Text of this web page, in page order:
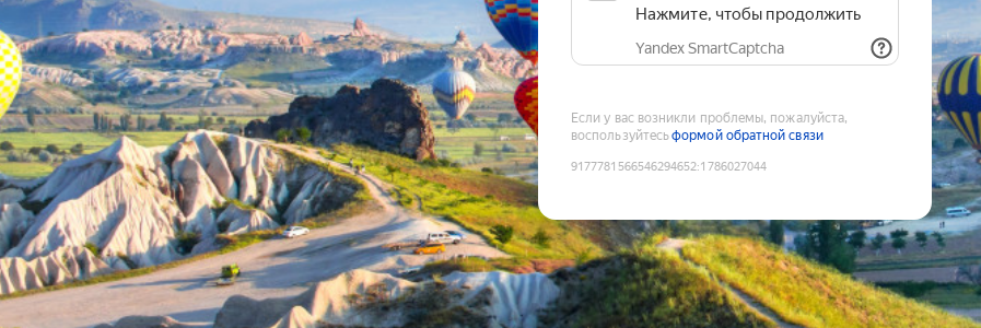
Нажмите, чтобы продолжить
Yandex SmartCaptcha
Если у вас возникли проблемы, пожалуйста,
воспользуйтесьформой обратной связи
9177781566546294652:1786027044